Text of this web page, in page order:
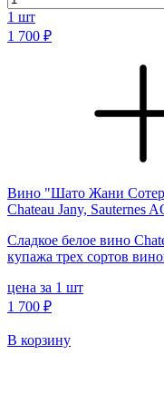
1 шт
1 700 ₽
Вино "Шато Жани
Chateau Jany, Sauternes
Сладкое белое вино
купажа трех сортов
цена за 1 шт
1 700 ₽
В корзину